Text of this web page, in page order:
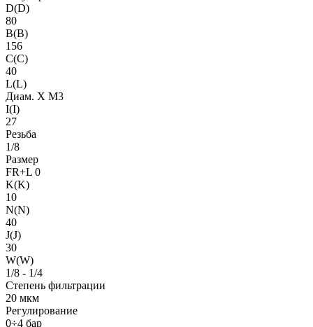
D(D)
80
B(B)
156
C(C)
40
L(L)
Диам. X M3
I(I)
27
Резьба
1/8
Размер
FR+L 0
K(K)
10
N(N)
40
J(J)
30
W(W)
1/8 - 1/4
Степень фильтрации
20 мкм
Регулирование
0÷4 бар